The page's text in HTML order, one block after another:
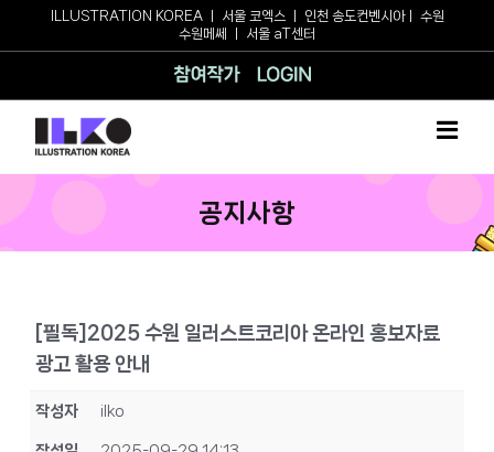
ILLUSTRATION KOREAㅣ 서울 코엑스 인천 송도컨벤시아ㅣ 수원
수원메쎄
서울 aT센터
참여작가
공지사항
[필독]2025 수원 일러스트코리아 온라인 홍보자료
광고 활용 안내
작성자 ilko